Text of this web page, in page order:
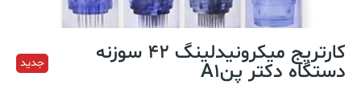
کارتریج میکرونیدلینگ 42 سوزنه
دستگاه دکتر پنA1 جدید